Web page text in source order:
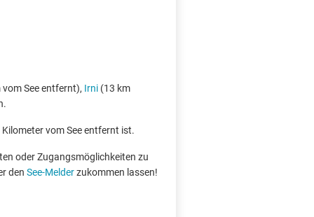
See entfernt), Irni (13 km
vom See entfernt ist.
oder Zugangsmöglichkeiten zu
den See-Melderzukommen lassen!